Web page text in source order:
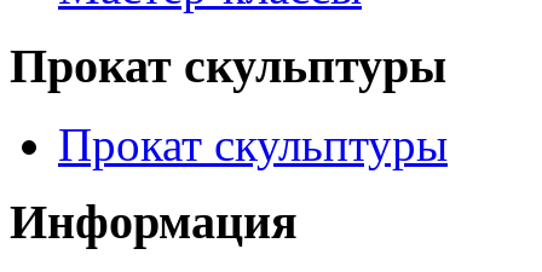
Прокат скульптуры
Прокат скульптуры
Информация